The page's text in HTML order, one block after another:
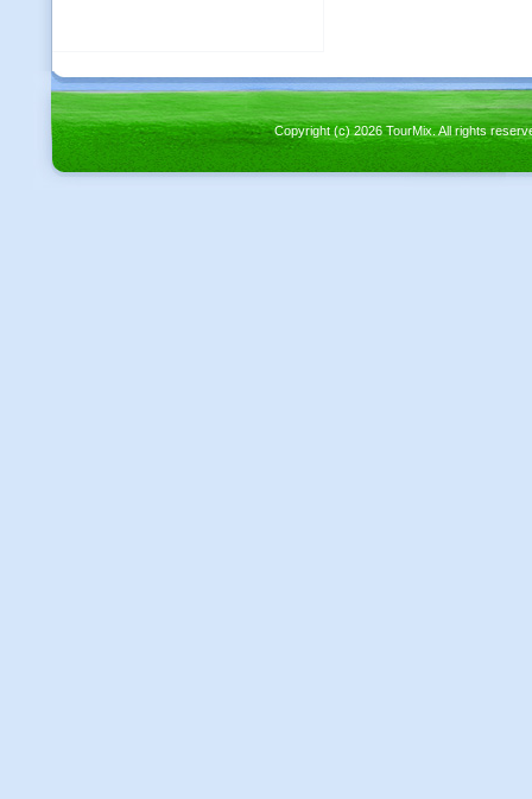
Copyright (c) 2026 TourMix. All rights